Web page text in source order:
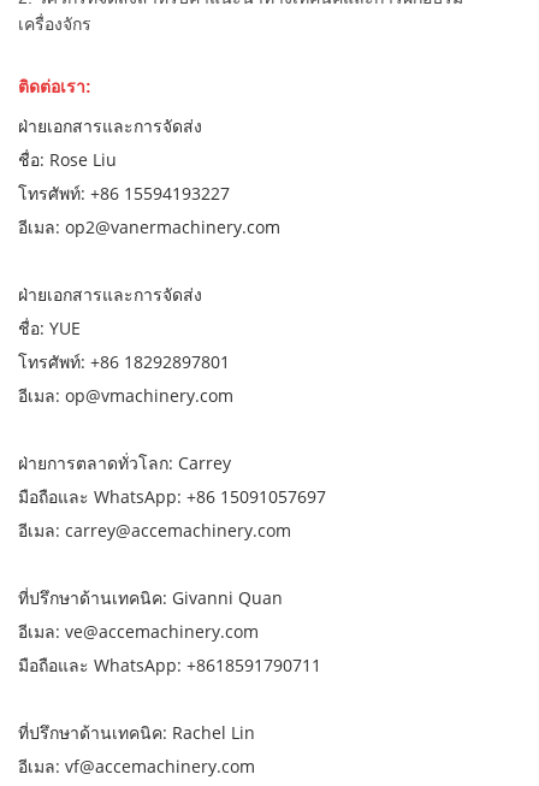
เครื่องจักร
ติดต่อเรา:
ฝ่ายเอกสารและการจัดส่ง
ชื่อ: Rose Liu
โทรศัพท์: +86 15594193227
อีเมล: op2@vanermachinery.com
ฝ่ายเอกสารและการจัดส่ง
ชื่อ: YUE
โทรศัพท์: +86 18292897801
อีเมล: op@vmachinery.com
ฝ่ายการตลาดทั่วโลก: Carrey
มือถือและ WhatsApp: +86 15091057697
อีเมล: carrey@accemachinery.com
ที่ปรึกษาด้านเทคนิค: Givanni Quan
อีเมล: ve@accemachinery.com
มือถือและ WhatsApp: +8618591790711
ที่ปรึกษาด้านเทคนิค: Rachel Lin
อีเมล: vf@accemachinery.com